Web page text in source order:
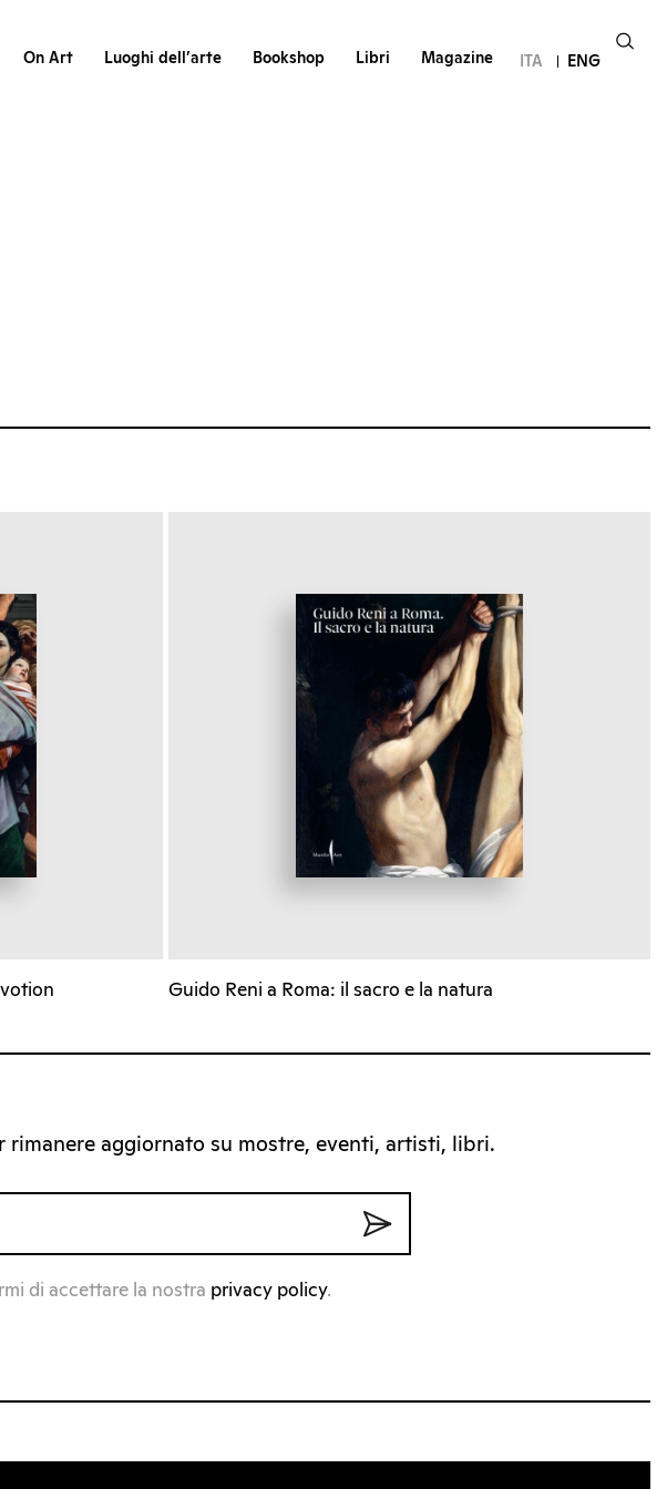
On Art Luoghi dell’arte Bookshop Libri Magazine ITA ENG
Guido Reni a Roma: il sacro e la natura
rimanere aggiornato su mostre, eventi, artisti, libri.
di accettare la nostra privacy policy.